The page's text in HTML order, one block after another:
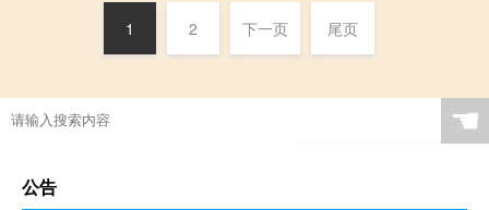
1 2 下一页 尾页
☚
公告